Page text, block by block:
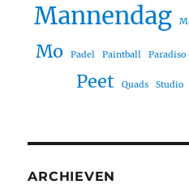
Mannendag
Mo
Padel Paintball Paradiso
Peet Quads Studio
ARCHIEVEN